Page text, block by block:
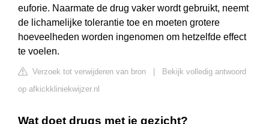
euforie. Naarmate de drug vaker wordt gebruikt, neemt
de lichamelijke tolerantie toe en moeten grotere
hoeveelheden worden ingenomen om hetzelfde effect
te voelen.
Verzoek tot verwijderen van bron
Bekijk volledig antwoord
op afkickkliniekwijzer.nl
Wat doet drugs met je gezicht?